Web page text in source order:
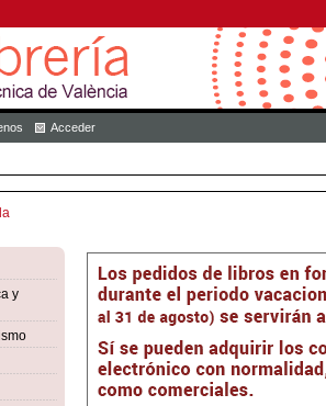
Acceder
y